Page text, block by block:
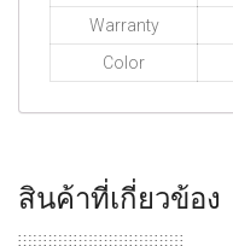
Warranty
Color
สินค้าที่เกี่ยวข้อง